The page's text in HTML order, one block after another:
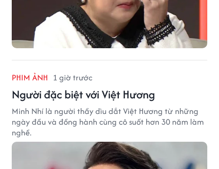
PHIM ẢNH 1 giờ trước
Người đặc biệt với Việt Hương
Minh Nhí là người thầy dìu dắt Việt Hương từ những
ngày đầu và đồng hành cùng cô suốt hơn 30 năm làm
nghề.